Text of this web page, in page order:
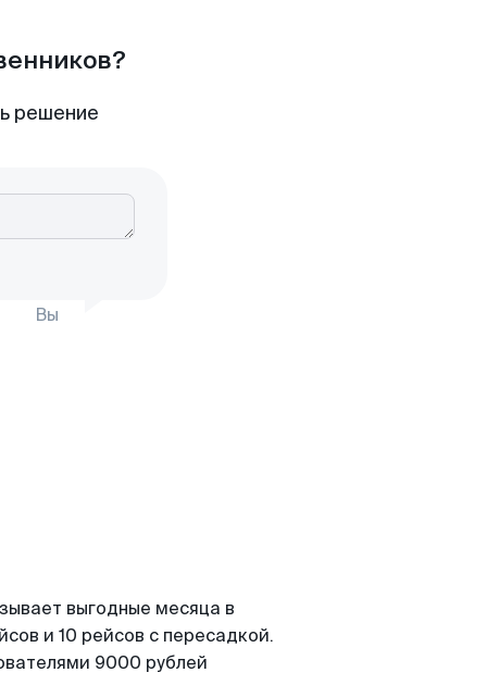
решение
Вы
выгодные месяца в
и 10 рейсов с пересадкой.
9000 рублей